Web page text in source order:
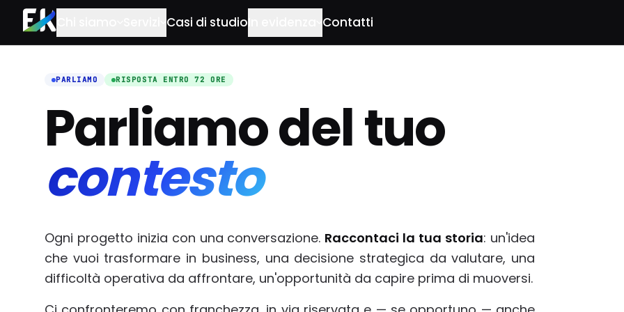
Salta al contenuto principale
Casi di studio Contatti
PARLIAMO RISPOSTA ENTRO 72 ORE
Parliamo del tuo
contesto
Ogni progetto inizia con una conversazione. Raccontaci la tua storia: un'idea
che vuoi trasformare in business, una decisione strategica da valutare, una
difficoltà operativa da affrontare, un'opportunità da capire prima di muoversi.